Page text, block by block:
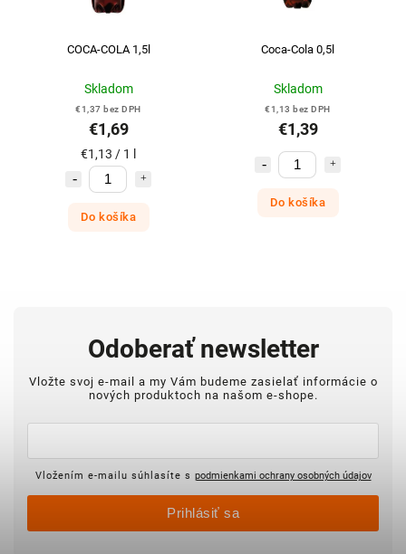
COCA-COLA 1,5l
Skladom
€1,37 bez DPH
€1,69
€1,13 / 1 l
Do košíka
Coca-Cola 0,5l
Skladom
€1,13 bez DPH
€1,39
Do košíka
Odoberať newsletter
Vložte svoj e-mail a my Vám budeme zasielať informácie o
nových produktoch na našom e-shope.
Vložením e-mailu súhlasíte s podmienkami ochrany osobných údajov
Prihlásiť sa